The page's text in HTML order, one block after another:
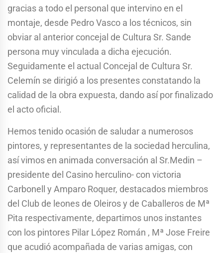
gracias a todo el personal que intervino en el
montaje, desde Pedro Vasco a los técnicos, sin
obviar al anterior concejal de Cultura Sr. Sande
persona muy vinculada a dicha ejecución.
Seguidamente el actual Concejal de Cultura Sr.
Celemín se dirigió a los presentes constatando la
calidad de la obra expuesta, dando así por finalizado
el acto oficial.
Hemos tenido ocasión de saludar a numerosos
pintores, y representantes de la sociedad herculina,
así vimos en animada conversación al Sr.Medin –
presidente del Casino herculino- con victoria
Carbonell y Amparo Roquer, destacados miembros
del Club de leones de Oleiros y de Caballeros de Mª
Pita respectivamente, departimos unos instantes
con los pintores Pilar López Román , Mª Jose Freire
que acudió acompañada de varias amigas, con